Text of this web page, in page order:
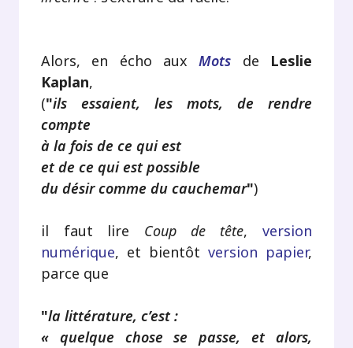
Alors, en écho aux Mots de Leslie
Kaplan,
("ils essaient, les mots, de rendre
compte
à la fois de ce qui est
et de ce qui est possible
du désir comme du cauchemar")
il faut lire Coup de tête, version
numérique, et bientôt version papier,
parce que
"la littérature, c’est :
« quelque chose se passe, et alors,